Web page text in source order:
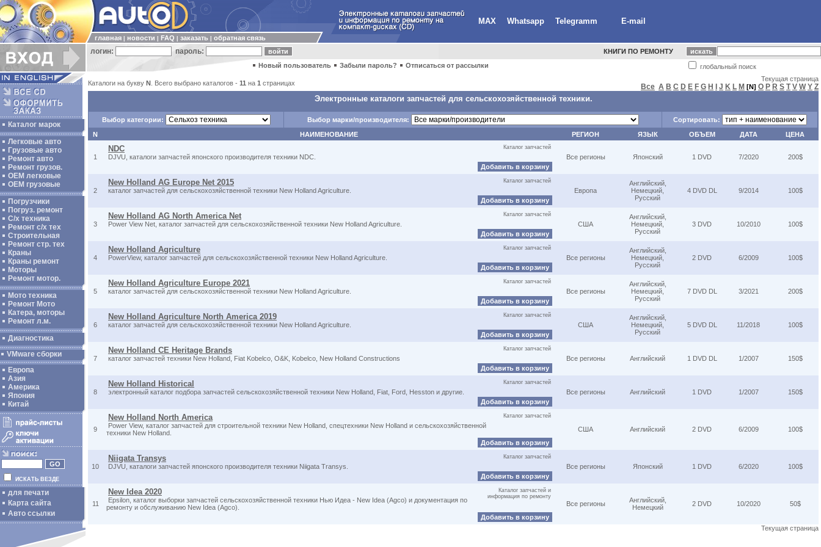
MAX Whatsapp Telegramm E-mail
главная новости FAQ заказать обратная связь
логин: пароль: КНИГИ ПО РЕМОНТУ
глобальный поиск
Новый пользователь Забыли пароль? Отписаться от рассылки
Каталог марок
Легковые авто
Грузовые авто
Ремонт авто
Ремонт грузов.
ОЕМ легковые
OEM грузовые
Погрузчики
Погруз. ремонт
С/х техника
Ремонт с/х тех
Строительная
Ремонт стр. тех
Краны
Краны ремонт
Моторы
Ремонт мотор.
Мото техника
Ремонт Мото
Катера, моторы
Ремонт л.м.
Диагностика
VMware сборки
Европа
Азия
Америка
Япония
Китай
ИСКАТЬ ВЕЗДЕ
для печати
Карта сайта
Авто ссылки
Каталоги на букву N . Всего выбрано каталогов - 11 на 1 страницах
Текущая страница
Все A B C D E F G H J K L M [N] O P R S T V W Y Z
Электронные каталоги запчастей для сельскохозяйственной техники.
Выбор категории: Выбор марки/производителя:
Сортировать:
N
НАИМЕНОВАНИЕ РЕГИОН ЯЗЫК ОБЪЕМ ДАТА ЦЕНА
1
NDC
DJVU, каталоги запчастей японского производителя техники NDC.
Каталог запчастей
Добавить в корзину
Все регионы Японский 1 DVD 7/2020 200$
2
New Holland AG Europe Net 2015
каталог запчастей для сельскохозяйственной техники New Holland Agriculture.
Каталог запчастей
Добавить в корзину
Европа
Английский,
Немецкий,
Русский
4 DVD DL 9/2014 100$
3
New Holland AG North America Net
Power View Net, каталог запчастей для сельскохозяйственной техники New Holland Agriculture.
Каталог запчастей
Добавить в корзину
США
Английский,
Немецкий,
Русский
3 DVD 10/2010 100$
4
New Holland Agriculture
PowerView, каталог запчастей для сельскохозяйственной техники New Holland Agriculture.
Каталог запчастей
Добавить в корзину
Все регионы
Английский,
Немецкий,
Русский
2 DVD 6/2009 100$
5
New Holland Agriculture Europe 2021
каталог запчастей для сельскохозяйственной техники New Holland Agriculture.
Каталог запчастей
Добавить в корзину
Все регионы
Английский,
Немецкий,
Русский
7 DVD DL 3/2021 200$
6
New Holland Agriculture North America 2019
каталог запчастей для сельскохозяйственной техники New Holland Agriculture.
Каталог запчастей
Добавить в корзину
США
Английский,
Немецкий,
Русский
5 DVD DL 11/2018 100$
7
New Holland CE Heritage Brands
каталог запчастей техники New Holland, Fiat Kobelco, O&K, Kobelco, New Holland Constructions
Каталог запчастей
Добавить в корзину
Все регионы Английский 1 DVD DL 1/2007 150$
8
New Holland Historical
электронный каталог подбора запчастей сельскохозяйственной техники New Holland, Fiat, Ford, Hesston и другие.
Каталог запчастей
Добавить в корзину
Все регионы Английский 1 DVD 1/2007 150$
9
New Holland North America
Power View, каталог запчастей для строительной техники New Holland, спецтехники New Holland и сельскохозяйственной
техники New Holland.
Каталог запчастей
Добавить в корзину
США Английский 2 DVD 6/2009 100$
10
Niigata Transys
DJVU, каталоги запчастей японского производителя техники Niigata Transys.
Каталог запчастей
Добавить в корзину
Все регионы Японский 1 DVD 6/2020 100$
11
New Idea 2020
Epsilon, каталог выборки запчастей сельскохозяйственной техники Нью Идеа - New Idea (Agco) и документация по
ремонту и обслуживанию New Idea (Agco).
Каталог запчастей и
информация по ремонту
Добавить в корзину
Все регионы
Английский,
Немецкий
2 DVD 10/2020 50$
Текущая страница